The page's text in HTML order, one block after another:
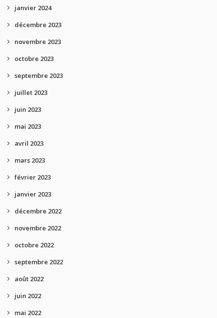
janvier 2024
décembre 2023
novembre 2023
octobre 2023
septembre 2023
juillet 2023
juin 2023
mai 2023
avril 2023
mars 2023
février 2023
janvier 2023
décembre 2022
novembre 2022
octobre 2022
septembre 2022
août 2022
juin 2022
mai 2022